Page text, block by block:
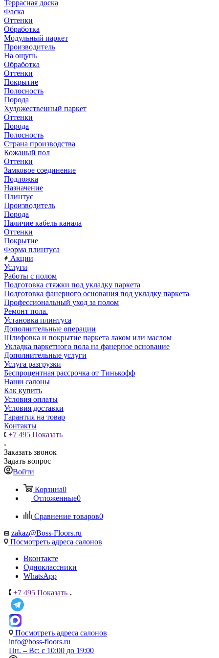
Террасная доска
Фаска
Оттенки
Обработка
Модульный паркет
Производитель
На ощупь
Обработка
Оттенки
Покрытие
Полосность
Порода
Художественный паркет
Оттенки
Порода
Полосность
Страна производства
Кожаный пол
Оттенки
Замковое соединение
Подложка
Назначение
Плинтус
Производитель
Порода
Наличие кабель канала
Оттенки
Покрытие
Форма плинтуса
Акции
Услуги
Работы с полом
Подготовка стяжки под укладку паркета
Подготовка фанерного основания под укладку паркета
Профессиональный уход за полом
Ремонт пола.
Установка плинтуса
Дополнительные операции
Шлифовка и покрытие паркета лаком или маслом
Укладка паркетного пола на фанерное основание
Дополнительные услуги
Услуга разгрузки
Беспроцентная рассрочка от Тинькофф
Наши салоны
Как купить
Условия оплаты
Условия доставки
Гарантия на товар
Контакты
+7 495 Показать
Заказать звонок
Задать вопрос
Войти
Корзина0
Отложенные0
Сравнение товаров0
zakaz@Boss-Floors.ru
Посмотреть адреса салонов
Вконтакте
Одноклассники
WhatsApp
+7 495 Показать
Посмотреть адреса салонов
info@boss-floors.ru
Пн. – Вс: с 10:00 до 19:00